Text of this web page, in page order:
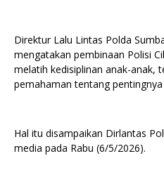
Direktur Lalu Lintas Polda
mengatakan pembinaan Polisi
melatih kedisiplinan anak-anak,
pemahaman tentang
Hal itu disampaikan Dirlantas
media pada Rabu (6/5/2026).